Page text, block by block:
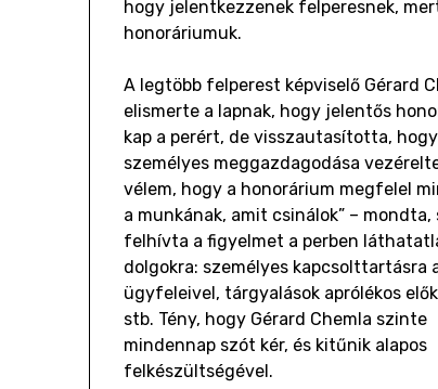
hogy jelentkezzenek felperesnek,
honoráriumuk.
A legtöbb felperest képviselő Gérard
elismerte a lapnak, hogy jelentős
kap a perért, de visszautasította, hogy
személyes meggazdagodása
vélem, hogy a honorárium megfelel
a munkának, amit csinálok” – mondta,
felhívta a figyelmet a perben
dolgokra: személyes kapcsolttartásra
ügyfeleivel, tárgyalások aprólékos
stb. Tény, hogy Gérard Chemla szinte
mindennap szót kér, és kitűnik alapos
felkészültségével.